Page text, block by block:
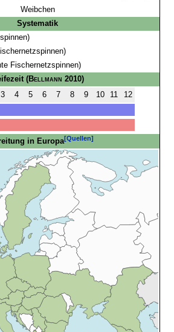
Weibchen
Systematik
Fischernetzspinnen)
(Bellmann 2010)
3 4 5 6 7 8 9 10 11
12
in Europa[Quellen]